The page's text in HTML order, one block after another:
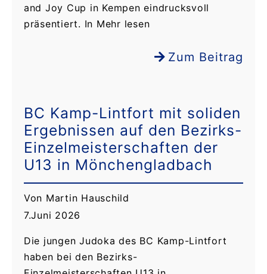
and Joy Cup in Kempen eindrucksvoll
präsentiert. In Mehr lesen
Zum Beitrag
BC Kamp-Lintfort mit soliden
Ergebnissen auf den Bezirks-
Einzelmeisterschaften der
U13 in Mönchengladbach
Von Martin Hauschild
7.Juni 2026
Die jungen Judoka des BC Kamp-Lintfort
haben bei den Bezirks-